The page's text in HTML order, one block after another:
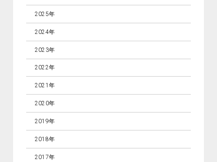
2025年
2024年
2023年
2022年
2021年
2020年
2019年
2018年
2017年